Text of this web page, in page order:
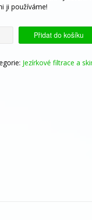
ji používáme!
Přidat do košíku
Jezírkové filtrace a